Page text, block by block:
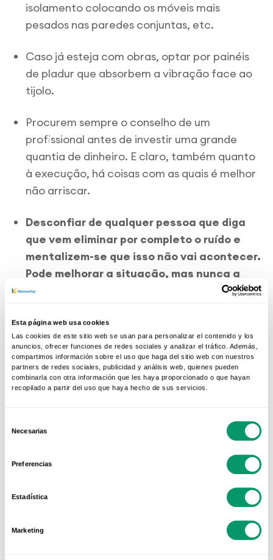
Esta página web usa cookies
Las cookies de este sitio web se usan para personalizar el contenido y los
anuncios, ofrecer funciones de redes sociales y analizar el tráfico. Además,
compartimos información sobre el uso que haga del sitio web con nuestros
partners de redes sociales, publicidad y análisis web, quienes pueden
combinarla con otra información que les haya proporcionado o que hayan
recopilado a partir del uso que haya hecho de sus servicios.
de
Necesarias
Preferencias
Estadística
Marketing
isolamento colocando os móveis mais
pesados nas paredes conjuntas, etc.
Caso já esteja com obras, optar por painéis
de pladur que absorbem a vibração face ao
tijolo.
Procurem sempre o conselho de um
profissional antes de investir uma grande
quantia de dinheiro. E claro, também quanto
à execução, há coisas com as quais é melhor
não arriscar.
Desconfiar de qualquer pessoa que diga
que vem eliminar por completo o ruídoe
mentalizem-se que isso não vai acontecer.
Pode melhorar a situação, mas nunca a
fazer desaparecer a 100%.
E se o problema é o ruído por impacto e
seguramente estão decididos a procurar
soluções, sigam esta máxima: se optarem por
investir há que fazê-lo bem. E para isso, a
única solução é converter a vossa casa num